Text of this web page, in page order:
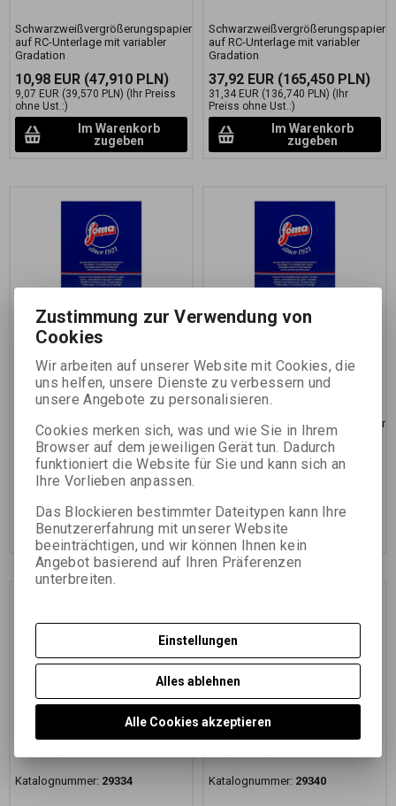
Schwarzweißvergrößerungspapier
auf RC-Unterlage mit variabler
Gradation
10,98 EUR (47,910 PLN)
9,07 EUR (39,570 PLN) (Ihr Preiss
ohne Ust.:)
Im Warenkorb
zugeben
Schwarzweißvergrößerungspapier
auf RC-Unterlage mit variabler
Gradation
37,92 EUR (165,450 PLN)
31,34 EUR (136,740 PLN) (Ihr
Preiss ohne Ust.:)
Im Warenkorb
zugeben
FOMASPEED Variant 311
17,8x24 CM/10 KS
Katalognummer:29324
Schwarzweißvergrößerungspapier
auf RC-Unterlage mit variabler
Gradation
9,98 EUR(43,540 PLN)
8,25 EUR (35,990 PLN)(Ihr Preiss
Im Warenkorb
zugeben
Katalognummer:29333
Schwarzweißvergrößerungspapier
auf RC-Unterlage mit variabler
Gradation
16,33 EUR(71,250 PLN)
Im Warenkorb
FOMASPEED Variant 311
Katalognummer: 29334
FOMASPEED Variant 311
Katalognummer: 29340
Zustimmung zur Verwendung von
Cookies
Wir arbeiten auf unserer Website mit Cookies, die
uns helfen, unsere Dienste zu verbessern und
unsere Angebote zu personalisieren.
Cookies merken sich, was und wie Sie in Ihrem
Browser auf dem jeweiligen Gerät tun. Dadurch
funktioniert die Website für Sie und kann sich an
Ihre Vorlieben anpassen.
Das Blockieren bestimmter Dateitypen kann Ihre
Benutzererfahrung mit unserer Website
beeinträchtigen, und wir können Ihnen kein
Angebot basierend auf Ihren Präferenzen
unterbreiten.
Einstellungen
Alles ablehnen
Alle Cookies akzeptieren